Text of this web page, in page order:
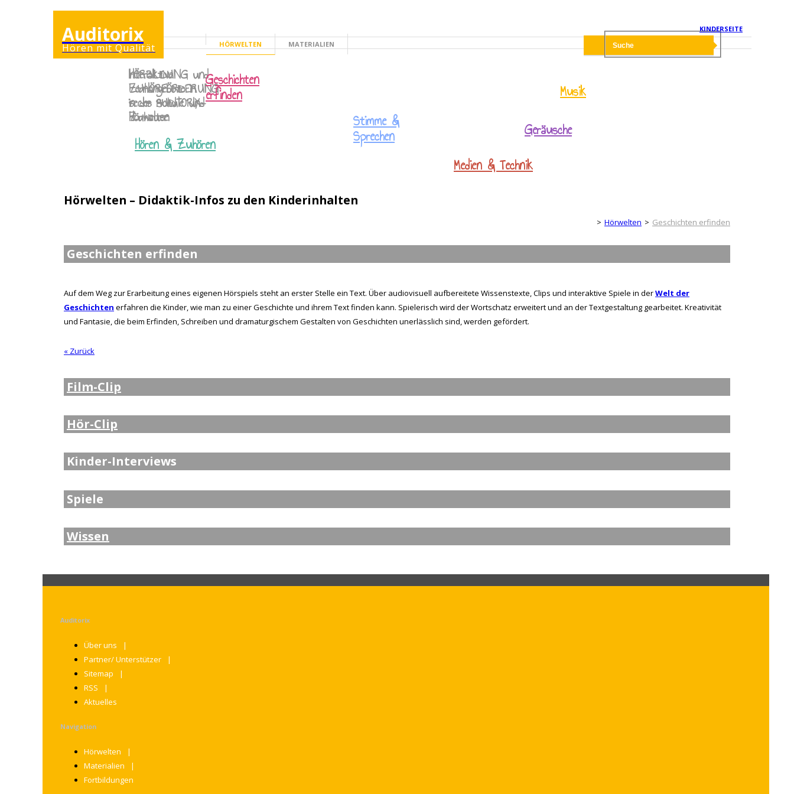
KINDERSEITE
Auditorix
Hören mit Qualität ERWACHSENENSEITE
HÖRWELTEN MATERIALIEN
Hören & Zuhören
Geschichten
erfinden
Stimme &
Sprechen
Medien & Technik
Musik
Geräusche
Interaktive
Lernangebote in
sechs AUDITORIX-
Hörwelten
HÖRBILDUNG und
ZUHÖRFÖRDERUNG
in der Schule und
Zuhause
Hörwelten – Didaktik-Infos zu den Kinderinhalten
Erwachsenenseite
Hörwelten Geschichten erfinden
Geschichten erfinden
Auf dem Weg zur Erarbeitung eines eigenen Hörspiels steht an erster Stelle ein Text. Über audiovisuell aufbereitete Wissenstexte, Clips und interaktive Spiele in derWelt der
Geschichten erfahren die Kinder, wie man zu einer Geschichte und ihrem Text finden kann. Spielerisch wird der Wortschatz erweitert und an der Textgestaltung gearbeitet. Kreativität
und Fantasie, die beim Erfinden, Schreiben und dramaturgischem Gestalten von Geschichten unerlässlich sind, werden gefördert.
« Zurück
Film-Clip
Hör-Clip
Kinder-Interviews
Spiele
Wissen
Auditorix
Über uns
Partner/ Unterstützer
Sitemap
RSS
Aktuelles
Navigation
Hörwelten
Materialien
Fortbildungen